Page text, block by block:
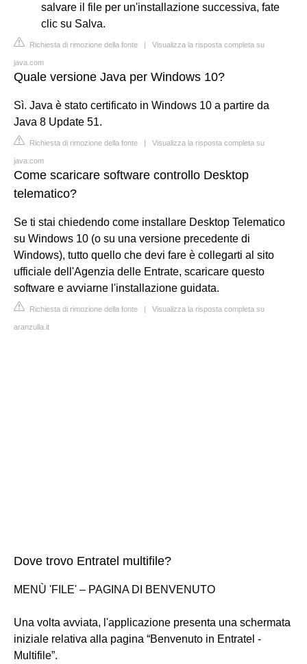
salvare il file per un'installazione successiva, fate
clic su Salva.
Richiesta di rimozione della fonte | Visualizza la risposta completa su
java.com
Quale versione Java per Windows 10?
Sì. Java è stato certificato in Windows 10 a partire da
Java 8 Update 51.
Richiesta di rimozione della fonte | Visualizza la risposta completa su
java.com
Come scaricare software controllo Desktop
telematico?
Se ti stai chiedendo come installare Desktop Telematico
su Windows 10 (o su una versione precedente di
Windows), tutto quello che devi fare è collegarti al sito
ufficiale dell'Agenzia delle Entrate, scaricare questo
software e avviarne l'installazione guidata.
Richiesta di rimozione della fonte | Visualizza la risposta completa su
aranzulla.it
Dove trovo Entratel multifile?
MENÙ 'FILE' – PAGINA DI BENVENUTO
Una volta avviata, l'applicazione presenta una schermata
iniziale relativa alla pagina “Benvenuto in Entratel -
Multifile”.